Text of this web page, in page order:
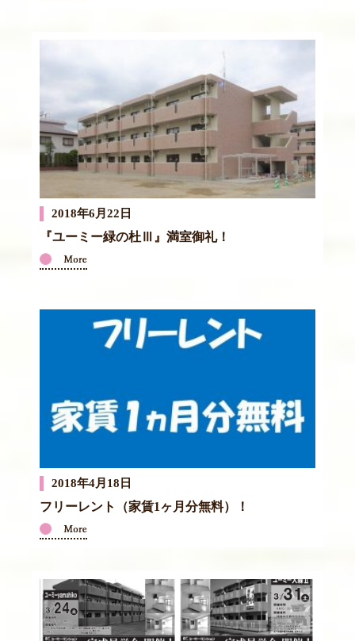
2018年6月22日
『ユーミー緑の杜Ⅲ』満室御礼！
2018年4月18日
フリーレント（家賃1ヶ月分無料）！